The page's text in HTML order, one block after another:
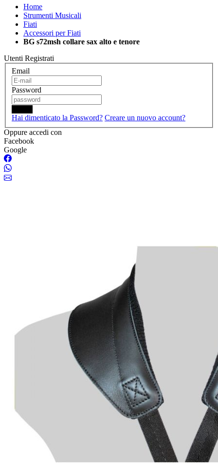
Home
Strumenti Musicali
Fiati
Accessori per Fiati
BG s72msh collare sax alto e tenore
Utenti Registrati
Email
Password
Hai dimenticato la Password? Creare un nuovo account?
Oppure accedi con
Facebook
Google